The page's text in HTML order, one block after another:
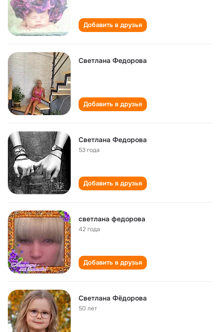
Добавить в друзья
Светлана Федорова
Добавить в друзья
Светлана Федорова
53 года
Добавить в друзья
cветлана федорова
42 года
Добавить в друзья
Светлана Фёдорова
50 лет